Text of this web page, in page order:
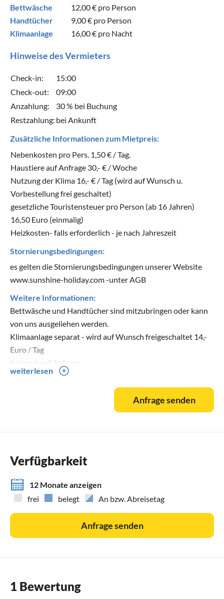
Bettwäsche 12,00 € pro Person
Handtücher
9,00 € pro Person
Klimaanlage
16,00 € pro Nacht
Hinweise des Vermieters
Check-in:
15:00
Check-out:
09:00
Anzahlung:
30 % bei Buchung
Restzahlung: bei Ankunft
Zusätzliche Informationen zum Mietpreis:
Nebenkosten pro Pers. 1,50 € / Tag.
Haustiere auf Anfrage 30,- € / Woche
Nutzung der Klima 16,- € / Tag (wird auf Wunsch u.
Vorbestellung frei geschaltet)
gesetzliche Touristensteuer pro Person (ab 16 Jahren)
16,50 Euro (einmalig)
Heizkosten- falls erforderlich - je nach Jahreszeit
Stornierungsbedingungen:
es gelten die Stornierungsbedingungen unserer Website
www.sunshine-holiday.com -unter AGB
Weitere Informationen:
Bettwäsche und Handtücher sind mitzubringen oder kann
von uns ausgeliehen werden.
Klimaanlage separat - wird auf Wunsch freigeschaltet 14,-
Euro / Tag
Internet auf Anfrage
weiterlesen
Anfrage senden
Verfügbarkeit
12 Monate anzeigen
frei
belegt An bzw. Abreisetag
Anfrage senden
1 Bewertung